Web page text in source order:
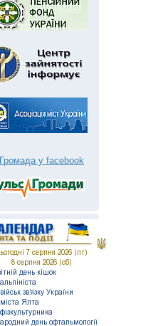
Громада у facebook